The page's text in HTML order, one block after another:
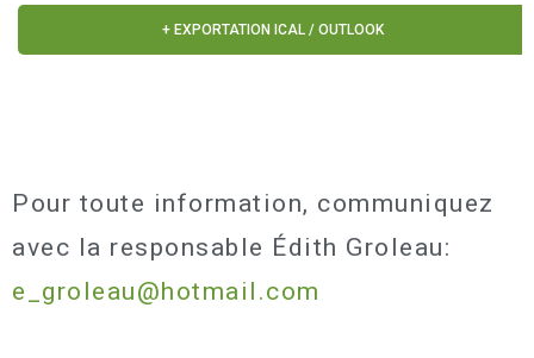
+ EXPORTATION ICAL / OUTLOOK
Pour toute information, communiquez
avec la responsable Édith Groleau:
e_groleau@hotmail.com